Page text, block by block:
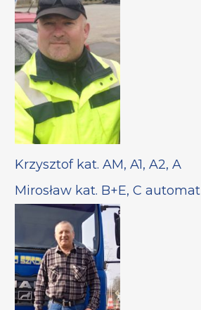
Krzysztof kat. AM, A1, A2, A
Mirosław kat. B+E, C automat